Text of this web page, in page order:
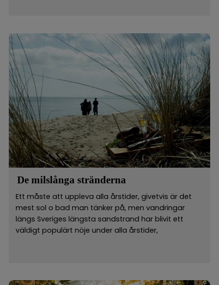
De milslånga stränderna
Ett måste att uppleva alla årstider, givetvis är det
mest sol o bad man tänker på, men vandringar
längs Sveriges längsta sandstrand har blivit ett
väldigt populärt nöje under alla årstider,